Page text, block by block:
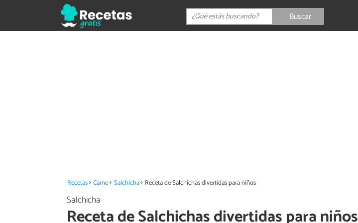
Buscar
Recetas Carne Salchicha Receta de Salchichas divertidas para niños
Salchicha
Receta de Salchichas divertidas para niños